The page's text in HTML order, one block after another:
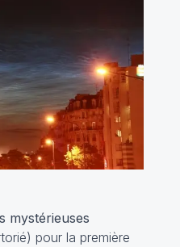
mystérieuses
pour la première